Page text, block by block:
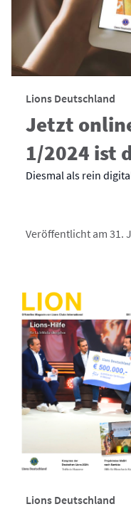
Lions Deutschland
Jetzt
1/2024 ist
Diesmal als rein
Veröffentlicht am 31.
Lions Deutschland